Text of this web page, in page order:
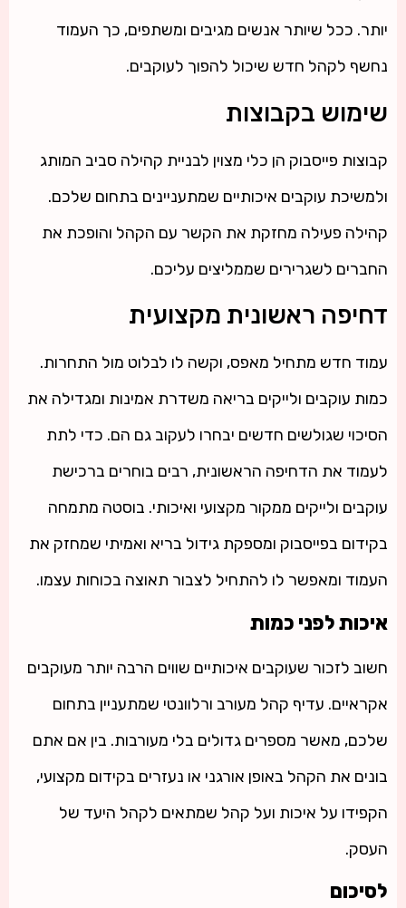
יותר. ככל שיותר אנשים מגיבים ומשתפים, כך העמוד
נחשף לקהל חדש שיכול להפוך לעוקבים.
שימוש בקבוצות
קבוצות פייסבוק הן כלי מצוין לבניית קהילה סביב המותג
ולמשיכת עוקבים איכותיים שמתעניינים בתחום שלכם.
קהילה פעילה מחזקת את הקשר עם הקהל והופכת את
החברים לשגרירים שממליצים עליכם.
דחיפה ראשונית מקצועית
עמוד חדש מתחיל מאפס, וקשה לו לבלוט מול התחרות.
כמות עוקבים ולייקים בריאה משדרת אמינות ומגדילה את
הסיכוי שגולשים חדשים יבחרו לעקוב גם הם. כדי לתת
לעמוד את הדחיפה הראשונית, רבים בוחרים ברכישת
עוקבים ולייקים ממקור מקצועי ואיכותי. בוסטה מתמחה
בקידום בפייסבוק ומספקת גידול בריא ואמיתי שמחזק את
העמוד ומאפשר לו להתחיל לצבור תאוצה בכוחות עצמו.
איכות לפני כמות
חשוב לזכור שעוקבים איכותיים שווים הרבה יותר מעוקבים
אקראיים. עדיף קהל מעורב ורלוונטי שמתעניין בתחום
שלכם, מאשר מספרים גדולים בלי מעורבות. בין אם אתם
בונים את הקהל באופן אורגני או נעזרים בקידום מקצועי,
הקפידו על איכות ועל קהל שמתאים לקהל היעד של
העסק.
לסיכום